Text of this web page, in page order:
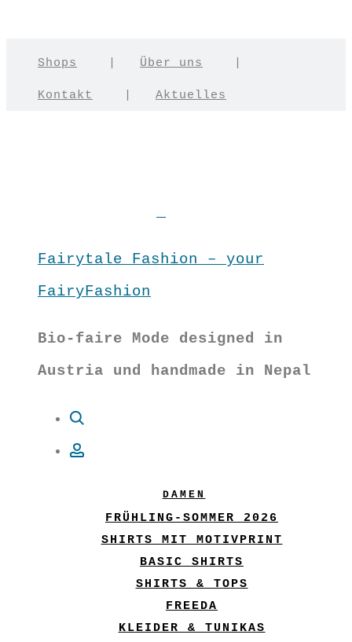
Shops Über uns
Kontakt Aktuelles
Fairytale Fashion – your
FairyFashion
Bio-faire Mode designed in
Austria und handmade in Nepal
DAMEN
FRÜHLING-SOMMER 2026
SHIRTS MIT MOTIVPRINT
BASIC SHIRTS
SHIRTS & TOPS
FREEDA
KLEIDER & TUNIKAS